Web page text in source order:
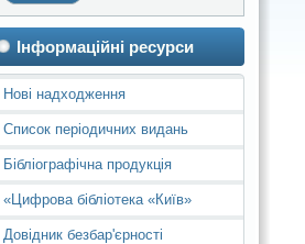
Інформаційні ресурси
Нові надходження
Список періодичних видань
Бібліографічна продукція
«Цифрова бібліотека «Київ»
Довідник безбар'єрності